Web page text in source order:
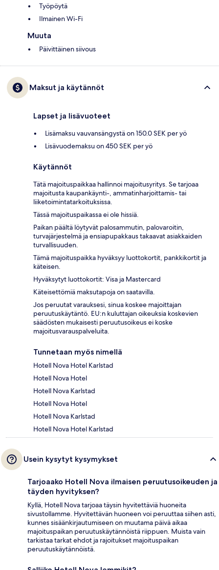
Työpöytä
Ilmainen Wi-Fi
Muuta
Päivittäinen siivous
Maksut ja käytännöt
Lapset ja lisävuoteet
Lisämaksu vauvansängystä on 150.0 SEK per yö
Lisävuodemaksu on 450 SEK per yö
Käytännöt
Tätä majoituspaikkaa hallinnoi majoitusyritys. Se tarjoaa
majoitusta kaupankäynti-, ammatinharjoittamis- tai
liiketoimintatarkoituksissa.
Tässä majoituspaikassa ei ole hissiä.
Paikan päältä löytyvät palosammutin, palovaroitin,
turvajärjestelmä ja ensiapupakkaus takaavat asiakkaiden
turvallisuuden.
Tämä majoituspaikka hyväksyy luottokortit, pankkikortit ja
käteisen.
Hyväksytyt luottokortit: Visa ja Mastercard
Käteisettömiä maksutapoja on saatavilla.
Jos peruutat varauksesi, sinua koskee majoittajan
peruutuskäytäntö. EU:n kuluttajan oikeuksia koskevien
säädösten mukaisesti peruutusoikeus ei koske
majoitusvarauspalveluita.
Tunnetaan myös nimellä
Hotell Nova Hotel Karlstad
Hotell Nova Hotel
Hotell Nova Karlstad
Hotell Nova Hotel
Hotell Nova Karlstad
Hotell Nova Hotel Karlstad
Usein kysytyt kysymykset
Tarjoaako Hotell Nova ilmaisen peruutusoikeuden ja
täyden hyvityksen?
Kyllä, Hotell Nova tarjoaa täysin hyvitettäviä huoneita
sivustollamme. Hyvitettävän huoneen voi peruuttaa siihen asti,
kunnes sisäänkirjautumiseen on muutama päivä aikaa
majoituspaikan peruutuskäytännöistä riippuen. Muista vain
tarkistaa tarkat ehdot ja rajoitukset majoituspaikan
peruutuskäytännöistä.